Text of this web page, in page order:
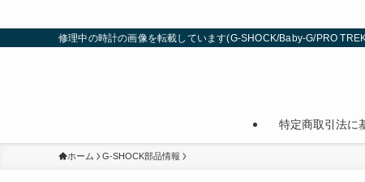
修理中の時計の画像を転載しています(G-SHOCK/Baby-G/PRO
特定商取引法に
ホーム G-SHOCK部品情報